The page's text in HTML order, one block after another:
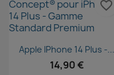
Aperçu rapide
Apple IPhone 14 Plus -...
14,90 €
favorite_border